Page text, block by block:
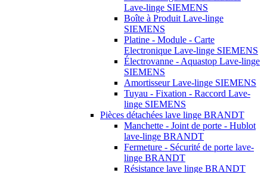
Lave-linge SIEMENS
Boîte à Produit Lave-linge
SIEMENS
Platine - Module - Carte
Electronique Lave-linge SIEMENS
Électrovanne - Aquastop Lave-linge
SIEMENS
Amortisseur Lave-linge SIEMENS
Tuyau - Fixation - Raccord Lave-
linge SIEMENS
Pièces détachées lave linge BRANDT
Manchette - Joint de porte - Hublot
lave-linge BRANDT
Fermeture - Sécurité de porte lave-
linge BRANDT
Résistance lave linge BRANDT